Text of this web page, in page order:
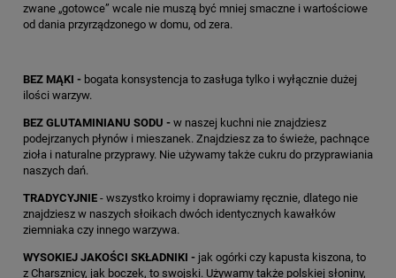
zwane „gotowce” wcale nie muszą być mniej smaczne i wartościowe
od dania przyrządzonego w domu, od zera.
BEZ MĄKI - bogata konsystencja to zasługa tylko i wyłącznie dużej
ilości warzyw.
BEZ GLUTAMINIANU SODU - w naszej kuchni nie znajdziesz
podejrzanych płynów i mieszanek. Znajdziesz za to świeże, pachnące
zioła i naturalne przyprawy. Nie używamy także cukru do przyprawiania
naszych dań.
TRADYCYJNIE - wszystko kroimy i doprawiamy ręcznie, dlatego nie
znajdziesz w naszych słoikach dwóch identycznych kawałków
ziemniaka czy innego warzywa.
WYSOKIEJ JAKOŚCI SKŁADNIKI - jak ogórki czy kapusta kiszona, to
z Charsznicy, jak boczek, to swojski. Używamy także polskiej słoniny,